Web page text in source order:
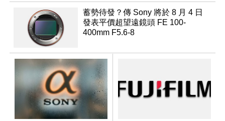
蓄勢待發？傳 Sony 將於 8 月 4 日
發表平價超望遠鏡頭 FE 100-
400mm F5.6-8